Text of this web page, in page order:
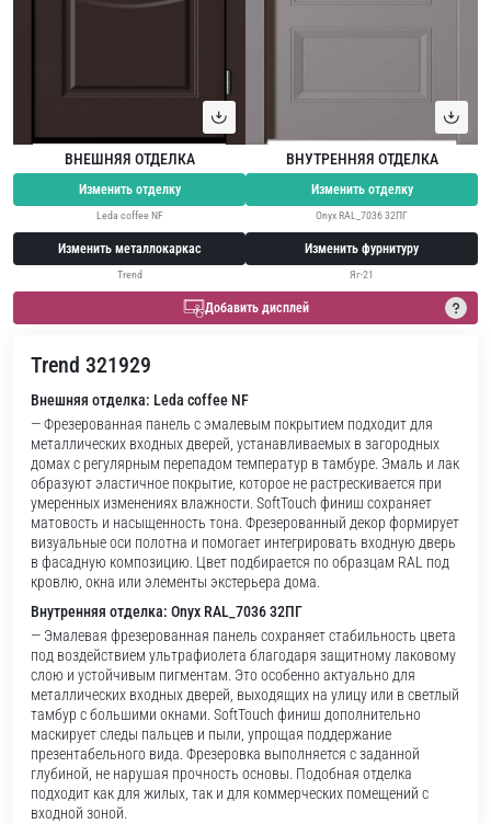
ВНЕШНЯЯ ОТДЕЛКА
Изменить отделку
Leda coffee NF
Изменить металлокаркас
Trend
ВНУТРЕННЯЯ ОТДЕЛКА
Изменить отделку
Onyx RAL_7036 32ПГ
Изменить фурнитуру
Яг-21
Добавить дисплей
Trend 321929
Внешняя отделка: Leda coffee NF
— Фрезерованная панель с эмалевым покрытием подходит для
металлических входных дверей, устанавливаемых в загородных
домах с регулярным перепадом температур в тамбуре. Эмаль и лак
образуют эластичное покрытие, которое не растрескивается при
умеренных изменениях влажности. SoftTouch финиш сохраняет
матовость и насыщенность тона. Фрезерованный декор формирует
визуальные оси полотна и помогает интегрировать входную дверь
в фасадную композицию. Цвет подбирается по образцам RAL под
кровлю, окна или элементы экстерьера дома.
Внутренняя отделка: Onyx RAL_7036 32ПГ
— Эмалевая фрезерованная панель сохраняет стабильность цвета
под воздействием ультрафиолета благодаря защитному лаковому
слою и устойчивым пигментам. Это особенно актуально для
металлических входных дверей, выходящих на улицу или в светлый
тамбур с большими окнами. SoftTouch финиш дополнительно
маскирует следы пальцев и пыли, упрощая поддержание
презентабельного вида. Фрезеровка выполняется с заданной
глубиной, не нарушая прочность основы. Подобная отделка
подходит как для жилых, так и для коммерческих помещений с
входной зоной.